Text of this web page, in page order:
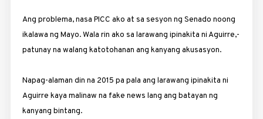
Ang problema, nasa PICC ako at sa sesyon ng Senado noong
ikalawa ng Mayo. Wala rin ako sa larawang ipinakita ni Aguirre,­
patunay na walang katotohanan ang kanyang akusasyon.
Napag-alaman din na 2015 pa pala ang larawang­ ­ipinakita ni
Aguirre kaya malinaw na fake news lang ang ­batayan ng
kanyang bintang.